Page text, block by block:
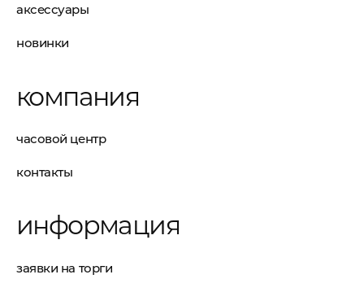
аксессуары
новинки
компания
часовой центр
контакты
информация
заявки на торги